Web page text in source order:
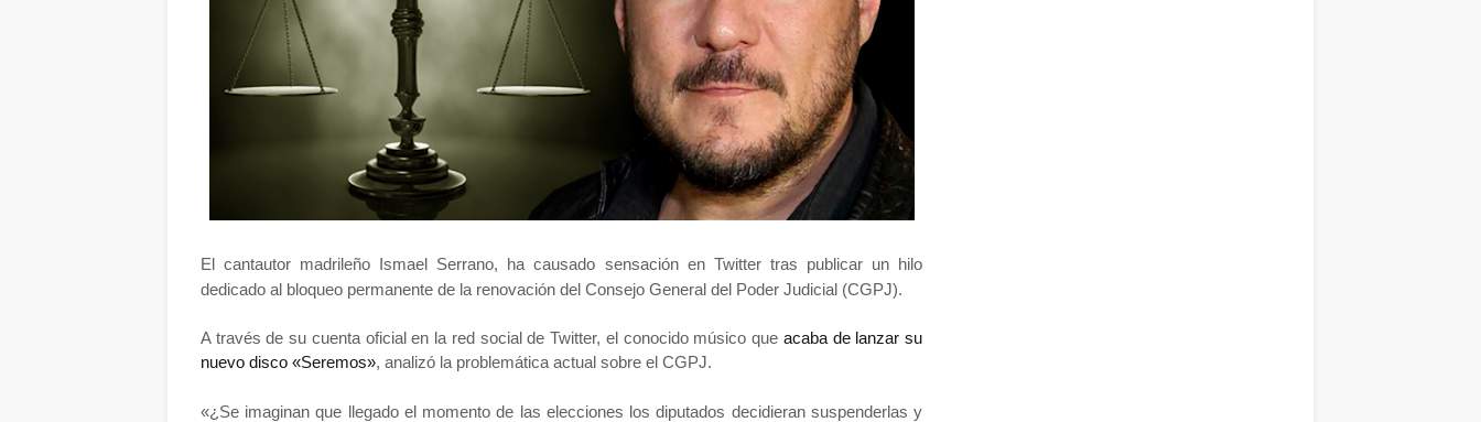
El cantautor madrileño Ismael Serrano, ha causado sensación en Twitter tras publicar un hilo
dedicado al bloqueo permanente de la renovación del Consejo General del Poder Judicial (CGPJ).
A través de su cuenta oficial en la red social de Twitter, el conocido músico que acaba de lanzar su
nuevo disco «Seremos», analizó la problemática actual sobre el CGPJ.
«¿Se imaginan que llegado el momento de las elecciones los diputados decidieran suspenderlas y